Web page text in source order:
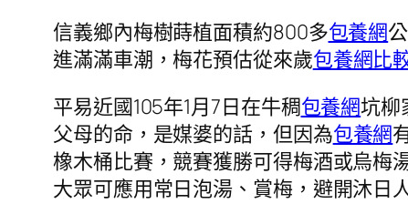
信義鄉內梅樹蒔植面積約800多包養網
進滿滿車潮，梅花預估從來歲包養網比
平易近國105年1月7日在牛稠包養網坑柳
父母的命，是媒婆的話，但因為包養網
橡木桶比賽，競賽獲勝可得梅酒或烏梅
大眾可應用常日泡湯、賞梅，避開沐日